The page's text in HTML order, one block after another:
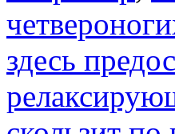
здесь